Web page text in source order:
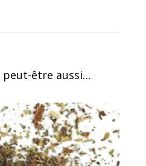
peut-être aussi…